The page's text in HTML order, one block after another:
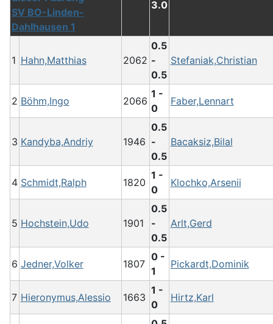
SV BO-Linden-
Dahlhausen 1
3.0
1 Hahn,Matthias 2062
0.5
-
0.5
Stefaniak,Christian
2 Böhm,Ingo 2066
1 -
0
Faber,Lennart
3 Kandyba,Andriy 1946
0.5
-
0.5
Bacaksiz,Bilal
4 Schmidt,Ralph 1820
1 -
0
Klochko,Arsenii
5 Hochstein,Udo 1901
0.5
-
0.5
Arlt,Gerd
6 Jedner,Volker 1807
0 -
1
Pickardt,Dominik
7 Hieronymus,Alessio 1663
1 -
0
Hirtz,Karl